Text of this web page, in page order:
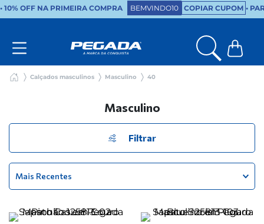
• 10% OFF NA PRIMEIRA COMPRA BEMVINDO10 COPIAR CUPOM •
Calçados masculinos Masculino 40
Masculino
Filtrar
Mais Recentes